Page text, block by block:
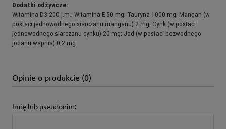
Dodatki odżywcze:
Witamina D3 200 j.m.; Witamina E 50 mg; Tauryna 1000 mg; Mangan (w
postaci jednowodnego siarczanu manganu) 2 mg; Cynk (w postaci
jednowodnego siarczanu cynku) 20 mg; Jod (w postaci bezwodnego
jodanu wapnia) 0,2 mg
Opinie o produkcie (0)
Imię lub pseudonim: